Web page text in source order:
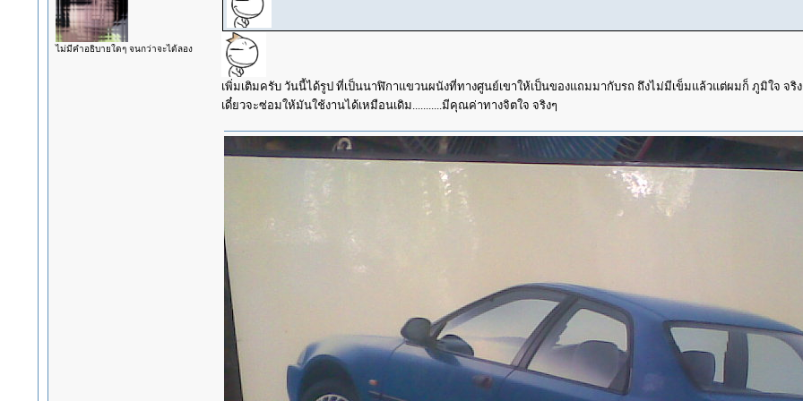
ไม่มีคำอธิบายใดๆ จนกว่าจะได้ลอง
เพิ่มเติมครับ วันนี้ได้รูป ที่เป็นนาฬิกาแขวนผนังที่ทางศูนย์เขาให้เป็นของแถมมากับรถ ถึงไม่มีเข็มแล้วแต่ผมก็ ภูมิใจ จริ
เดี๋ยวจะซ่อมให้มันใช้งานได้เหมือนเดิม...........มีคุณค่าทางจิตใจ จริงๆ